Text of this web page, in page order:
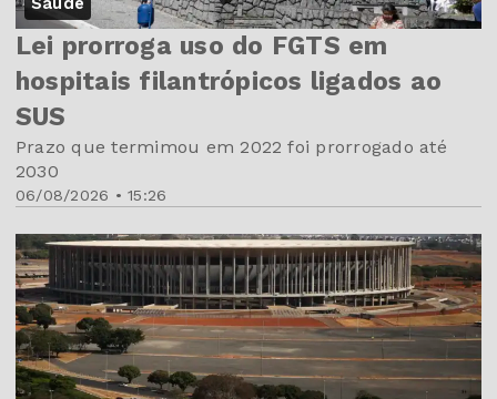
06/08/2026 • 15:26
Lei prorroga uso do FGTS em
hospitais filantrópicos ligados ao
SUS
Prazo que termimou em 2022 foi prorrogado até
2030